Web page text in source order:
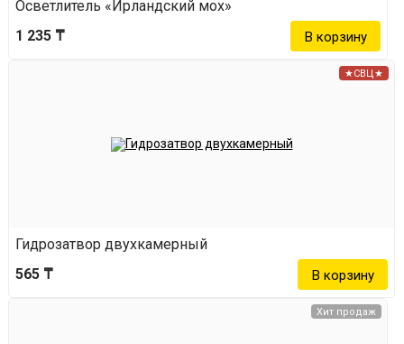
Осветлитель «Ирландский мох»
1 235 ₸
★СВЦ★
Гидрозатвор двухкамерный
565 ₸
Хит продаж